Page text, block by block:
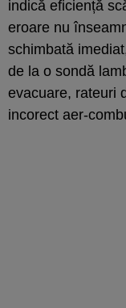
indică eficiență
eroare nu
schimbată
de la o sondă
evacuare, rateuri
incorect aer-